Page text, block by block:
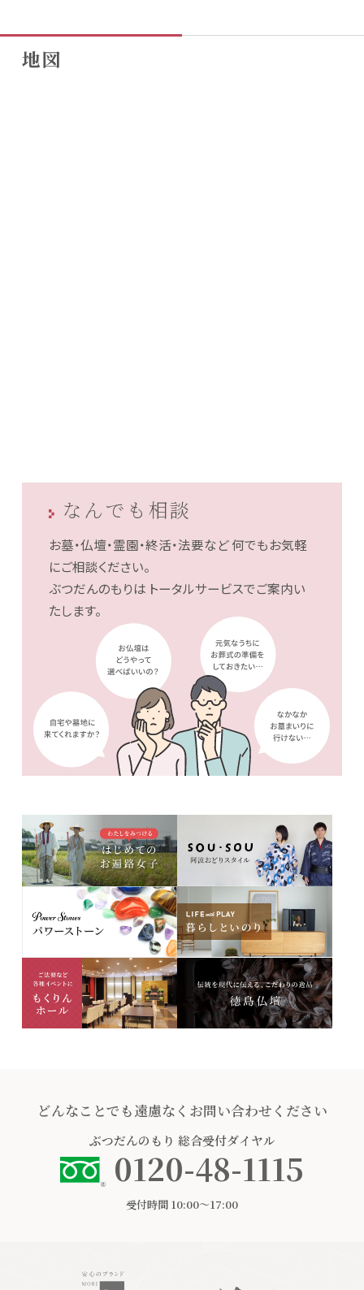
地図
なんでも相談
お墓・仏壇・霊園・終活・法要など何でもお気軽
にご相談ください。
ぶつだんのもりは トータルサービスでご案内い
たします。
どんなことでも遠慮なくお問い合わせください
ぶつだんのもり 総合受付ダイヤル
0120-48-1115
受付時間 10:00〜17:00